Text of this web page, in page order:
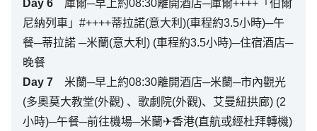
Day 6
庫爾─早上約08:30離開酒店─庫爾++++「伯爾
尼納列車」#++++蒂拉諾(意大利)(車程約3.5小時)─午
餐─蒂拉諾 ─米蘭(意大利) (車程約3.5小時)─住宿酒店─
晚餐
Day 7
米蘭─早上約08:30離開酒店─米蘭─市內觀光
(多奧莫大教堂(外觀) 、歌劇院(外觀)、艾曼紐拱廊) (2
小時)─午餐─前往機場─米蘭✈香港(直航或經杜拜轉機)